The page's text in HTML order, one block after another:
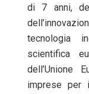
di 7 anni,
tecnologia
scientifica
dell’Unione
imprese per